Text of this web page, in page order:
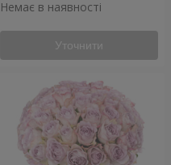
Немає в наявності
Уточнити